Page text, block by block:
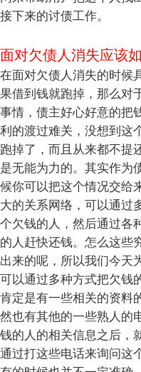
接下来的讨债工作。
面对欠债人消失应该
在面对欠债人消失的时候
果借到钱就跑掉，那么对
事情，债主好心好意的把
利的渡过难关，没想到这
跑掉了，而且从来都不提
是无能为力的。其实作为
候你可以把这个情况交给
大的关系网络，可以通过
个欠钱的人，然后通过各
的人赶快还钱。怎么这些
出来的呢，所以我们今天
可以通过多种方式把欠钱
肯定是有一些相关的资料
然也有其他的一些熟人的
钱的人的相关信息之后，
通过打这些电话来询问这